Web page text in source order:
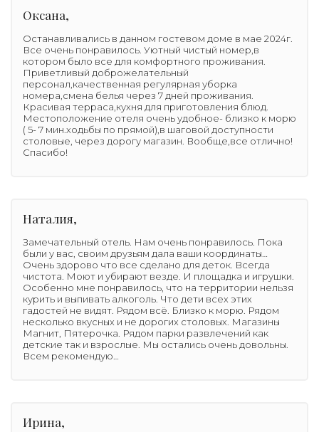
Оксана,
Останавливались в данном гостевом доме в мае 2024г.
Все очень понравилось. Уютный чистый номер,в
котором было все для комфортного проживания.
Приветливый доброжелательный
персонал,качественная регулярная уборка
номера,смена белья через 7 дней проживания.
Красивая терраса,кухня для приготовления блюд.
Местоположение отеля очень удобное- близко к морю
( 5- 7 мин.ходьбы по прямой),в шаговой доступности
столовые, через дорогу магазин. Вообще,все отлично!
Спасибо!
Наталия,
Замечательный отель. Нам очень понравилось. Пока
были у вас, своим друзьям дала ваши координаты…
Очень здорово что все сделано для деток. Всегда
чистота. Моют и убирают везде. И площадка и игрушки.
Особенно мне понравилось, что на территории нельзя
курить и выпивать алкоголь. Что дети всех этих
гадостей не видят. Рядом всё. Близко к морю. Рядом
несколько вкусных и не дорогих столовых. Магазины
Магнит, Пятерочка. Рядом парки развлечений как
детские так и взрослые. Мы остались очень довольны.
Всем рекомендую…
Ирина,